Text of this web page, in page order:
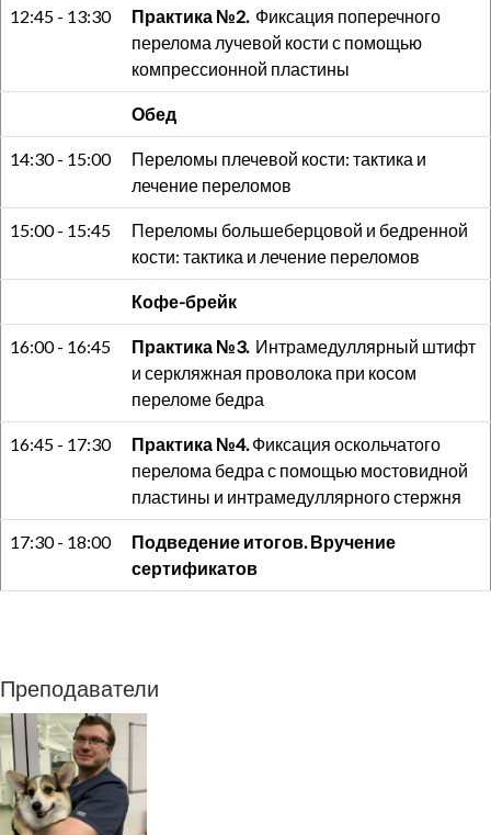
12:45 - 13:30 Практика №2. Фиксация поперечного
перелома лучевой кости с помощью
компрессионной пластины
Обед
14:30 - 15:00
Переломы плечевой кости: тактика и
лечение переломов
15:00 - 15:45
Переломы большеберцовой и бедренной
кости: тактика и лечение переломов
Кофе-брейк
16:00 - 16:45 Практика №3. Интрамедуллярный штифт
и серкляжная проволока при косом
переломе бедра
16:45 - 17:30 Практика №4.Фиксация оскольчатого
перелома бедра с помощью мостовидной
пластины и интрамедуллярного стержня
17:30 - 18:00
Подведение итогов. Вручение
сертификатов
Преподаватели